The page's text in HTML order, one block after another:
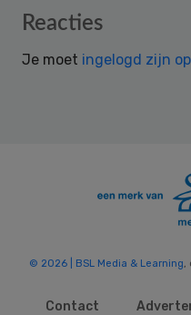
Reader
Reacties
Je moet ingelogd zijn op
© 2026 | BSL Media & Learning,
Contact